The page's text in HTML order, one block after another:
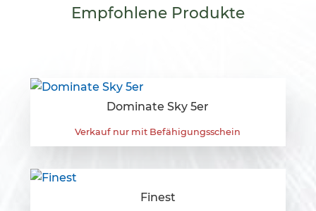
Empfohlene Produkte
Dominate Sky 5er
Verkauf nur mit Befähigungsschein
Finest